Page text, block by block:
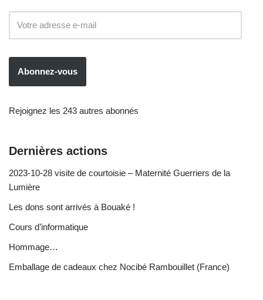
Abonnez-vous
Rejoignez les 243 autres abonnés
Dernières actions
2023-10-28 visite de courtoisie – Maternité Guerriers de la
Lumière
Les dons sont arrivés à Bouaké !
Cours d’informatique
Hommage…
Emballage de cadeaux chez Nocibé Rambouillet (France)